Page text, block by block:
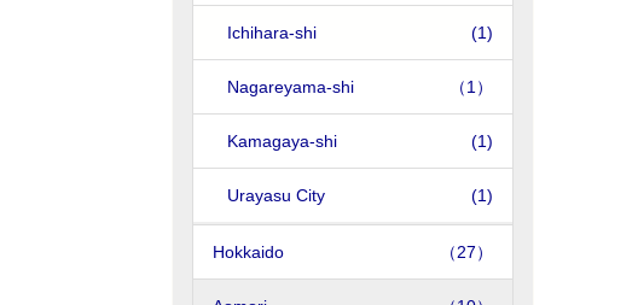
Ichihara-shi (1)
Nagareyama-shi （1）
Kamagaya-shi (1)
Urayasu City (1)
Hokkaido （27）